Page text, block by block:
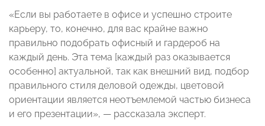
«Если вы работаете в офисе и успешно строите
карьеру, то, конечно, для вас крайне важно
правильно подобрать офисный и гардероб на
каждый день. Эта тема [каждый раз оказывается
особенно] актуальной, так как внешний вид, подбор
правильного стиля деловой одежды, цветовой
ориентации является неотъемлемой частью бизнеса
и его презентации», — рассказала эксперт.